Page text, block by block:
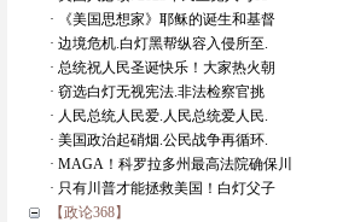
· 《美国思想家》耶稣的诞生和基督
· 边境危机.白灯黑帮纵容入侵所至.
· 总统祝人民圣诞快乐！大家热火朝
· 窃选白灯无视宪法.非法检察官挑
· 人民总统人民爱.人民总统爱人民.
· 美国政治起硝烟.公民战争再循环.
· MAGA！科罗拉多州最高法院确保川
· 只有川普才能拯救美国！白灯父子
【政论368】